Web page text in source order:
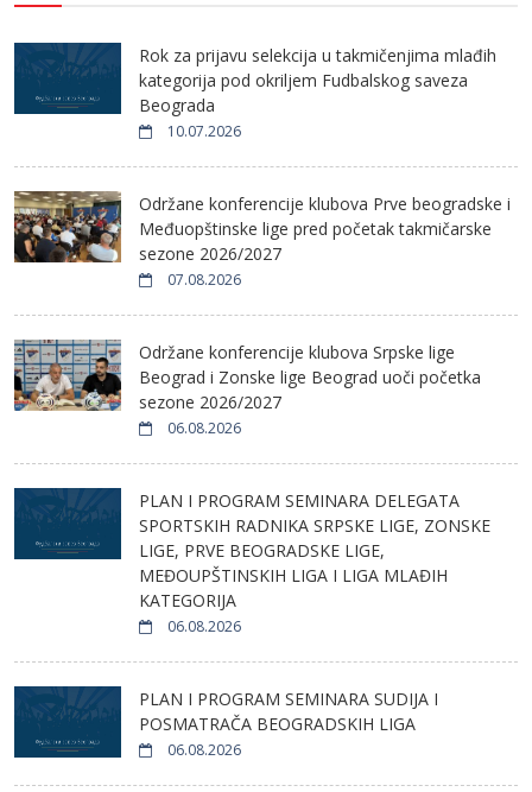
Rok za prijavu selekcija u takmičenjima mlađih
kategorija pod okriljem Fudbalskog saveza
Beograda
10.07.2026
Održane konferencije klubova Prve beogradske i
Međuopštinske lige pred početak takmičarske
sezone 2026/2027
07.08.2026
Održane konferencije klubova Srpske lige
Beograd i Zonske lige Beograd uoči početka
sezone 2026/2027
06.08.2026
PLAN I PROGRAM SEMINARA DELEGATA
SPORTSKIH RADNIKA SRPSKE LIGE, ZONSKE
LIGE, PRVE BEOGRADSKE LIGE,
MEĐOUPŠTINSKIH LIGA I LIGA MLAĐIH
KATEGORIJA
06.08.2026
PLAN I PROGRAM SEMINARA SUDIJA I
POSMATRAČA BEOGRADSKIH LIGA
06.08.2026